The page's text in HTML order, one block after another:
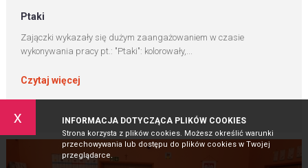
x INFORMACJA DOTYCZĄCA PLIKÓW COOKIES
Strona korzysta z plików cookies. Możesz określić warunki
przechowywania lub dostępu do plików cookies w Twojej
przeglądarce.
Ptaki
Zajączki wykazały się dużym zaangażowaniem w czasie
wykonywania pracy pt.: "Ptaki": kolorowały,...
Czytaj więcej